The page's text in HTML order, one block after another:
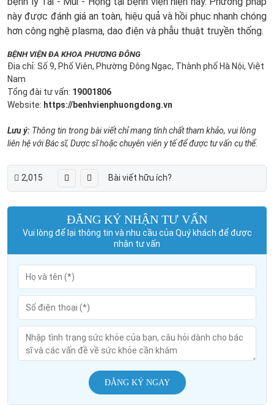
này được đánh giá an toàn, hiệu quả và hồi phục nhanh chóng
hơn công nghệ plasma, dao điện và phẫu thuật truyền thống.
BỆNH VIỆN ĐA KHOA PHƯƠNG ĐÔNG
Địa chỉ: Số 9, Phố Viên, Phường Đông Ngạc, Thành phố Hà Nội, Việt
Nam
Tổng đài tư vấn: 19001806
Website: https://benhvienphuongdong.vn
Lưu ý: Thông tin trong bài viết chỉ mang tính chất tham khảo, vui lòng
liên hệ với Bác sĩ, Dược sĩ hoặc chuyên viên y tế để được tư vấn cụ thể.
2,015 Bài viết hữu ích?
ĐĂNG KÝ NHẬN TƯ VẤN
Vui lòng để lại thông tin và nhu cầu của Quý khách để được
nhận tư vấn
ĐĂNG KÝ NGAY